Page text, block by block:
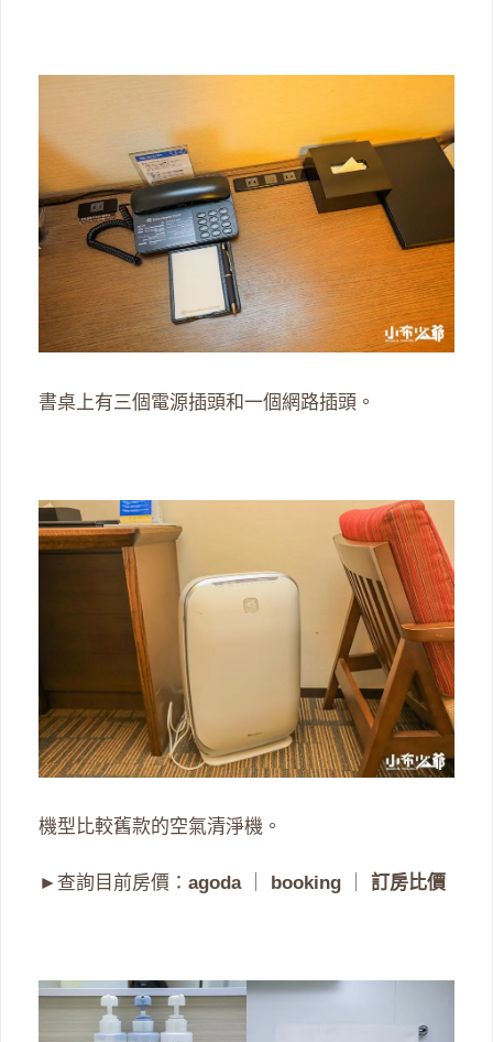
書桌上有三個電源插頭和一個網路插頭。
機型比較舊款的空氣清淨機。
►查詢目前房價： agoda｜ booking 訂房比價